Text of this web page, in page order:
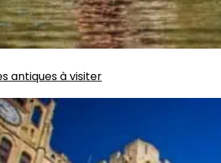
antiques à visiter